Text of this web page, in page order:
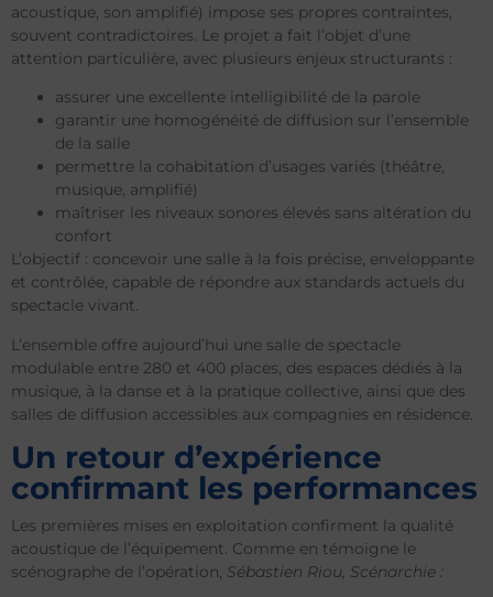
acoustique, son amplifié) impose ses propres contraintes,
souvent contradictoires. Le projet a fait l’objet d’une
attention particulière, avec plusieurs enjeux structurants :
assurer une excellente intelligibilité de la parole
garantir une homogénéité de diffusion sur l’ensemble
de la salle
permettre la cohabitation d’usages variés (théâtre,
musique, amplifié)
maîtriser les niveaux sonores élevés sans altération du
confort
L’objectif : concevoir une salle à la fois précise, enveloppante
et contrôlée, capable de répondre aux standards actuels du
spectacle vivant.
L’ensemble offre aujourd’hui une salle de spectacle
modulable entre 280 et 400 places, des espaces dédiés à la
musique, à la danse et à la pratique collective, ainsi que des
salles de diffusion accessibles aux compagnies en résidence.
Un retour d’expérience
confirmant les performances
Les premières mises en exploitation confirment la qualité
acoustique de l’équipement. Comme en témoigne le
scénographe de l’opération, Sébastien Riou, Scénarchie :